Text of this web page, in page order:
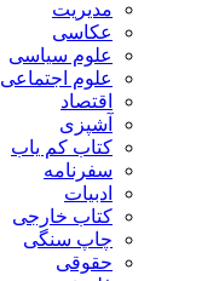
مدیریت
عکاسی
علوم سیاسی
علوم اجتماعی
اقتصاد
آشپزی
کتاب کم یاب
سفرنامه
ادبیات
کتاب خارجی
چاپ سنگی
حقوقی